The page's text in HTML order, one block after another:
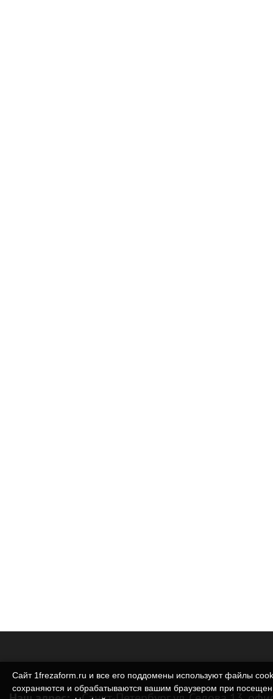
Сайт 1frezaform.ru и все его поддомены используют файлы
сохраняются и обрабатываются вашим браузером при